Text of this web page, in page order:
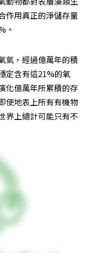
作用真正的淨儲存量
。
氣，經過億萬年的積
定含有這21%的氧
化億萬年所累積的存
使地表上所有有機物
界上總計可能只有不